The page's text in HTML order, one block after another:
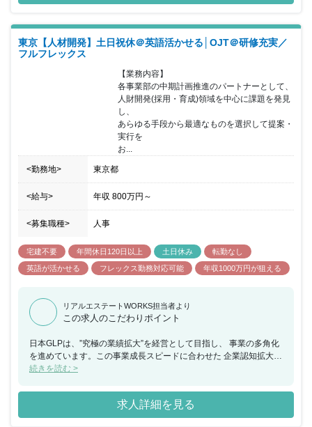
企業 私たちは、環境保全を重んじ、 豊かな未来ある社会の発展に
会に愛される企業を目指します。 ◎進取と想像の精神を持つ企業
私たちは、チャレンジ精神と創意工夫を持って常に ベストを尽くし
ます。 私たちは、自発性を重んじ、常に計画・実行・検証・改善
し、 企業価値の向上に努めます。
東京【人材開発】土日祝休＠英語活かせる│OJT＠研修充実／
フルフレックス
【業務内容】
各事業部の中期計画推進のパートナーとして、
人財開発(採用・育成)領域を中心に課題を発見
し、
あらゆる手段から最適なものを選択して提案・
実行を
お...
<勤務地> 東京都
<給与> 年収 800万円 ～
<募集職種> 人事
宅建不要 年間休日120日以上 土日休み
転勤なし
英語が活かせる
フレックス勤務対応可能 年収1000万円が狙える
リアルエステートWORKS担当者より
この求人のこだわりポイント
日本GLPは、”究極の業績拡大”を経営として目指し、 事業の多角化
を進めています。この事業成長スピードに合わせた 企業認知拡大・
企業ブランディングが急務となっており、 広報・ブランディング体
化に取り組んでいる ALFALINK」ブランドは、今後関西にも展開を
広げていく 予定であり、エリアの広がりにも対応していくことが必
要な状況です。 【どのような志向の人物がマッチするか】 ・挑戦
続きを読む >
求人詳細を見る